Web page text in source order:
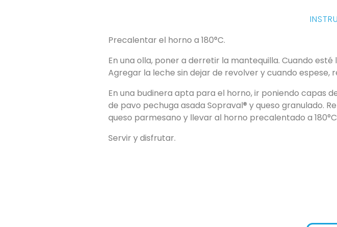
Precalentar el horno a 180°C.
En una olla, poner a derretir la mantequilla. Cuando
Agregar la leche sin dejar de revolver y cuando espese,
En una budinera apta para el horno, ir poniendo capas
de pavo pechuga asada Sopraval® y queso granulado.
queso parmesano y llevar al horno precalentado a
Servir y disfrutar.